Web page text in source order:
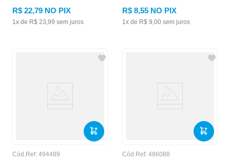
R$ 22,79 NO PIX
1x de R$ 23,99 sem juros
R$ 8,55 NO PIX
1x de R$ 9,00 sem juros
Cód.Ref: 494489 Cód.Ref: 486088